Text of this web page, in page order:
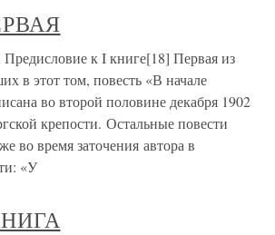
к I книге[18] Первая из
в этот том, повесть «В начале
во второй половине декабря 1902
крепости. Остальные повести
во время заточения автора в
«У